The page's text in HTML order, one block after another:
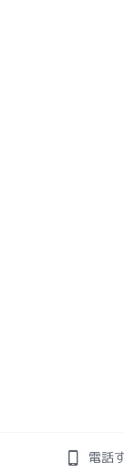
電話